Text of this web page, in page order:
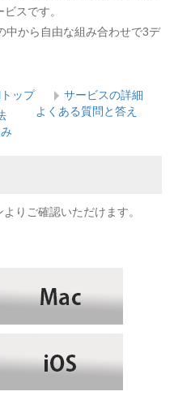
スです。
中から自由な組み合わせで3デ
ップ
サービスの詳細
よくある質問と答え
りご確認いただけます。